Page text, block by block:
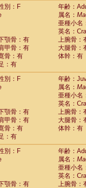
別：F
年齢：
属名：
亜種小名
英名：
顎骨：有
上腕骨：
甲骨：有
大腿骨：
骨：有
体幹：有
：有
別：F
年齢：
属名：
亜種小名
英名：
顎骨：有
上腕骨：
甲骨：有
大腿骨：
骨：有
体幹：有
：有
別：F
年齢：
属名：
亜種小名
英名：
顎骨：有
上腕骨：